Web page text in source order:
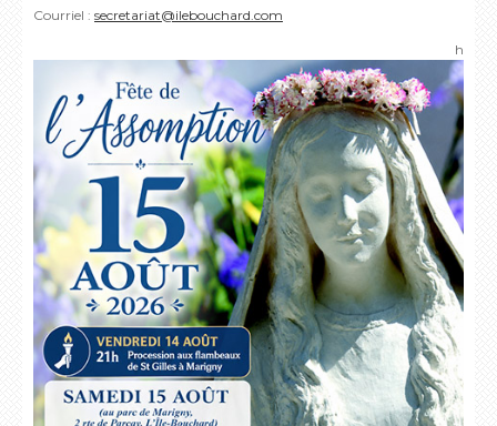
Courriel : secretariat@ilebouchard.com
h